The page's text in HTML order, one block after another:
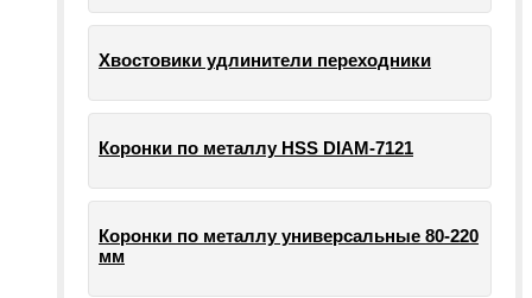
Хвостовики удлинители переходники
Коронки по металлу HSS DIAM-7121
Коронки по металлу универсальные 80-220
мм